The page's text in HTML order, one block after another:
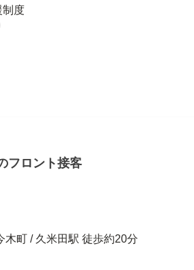
制度
フロント接客
木町 / 久米田駅 徒歩約20分